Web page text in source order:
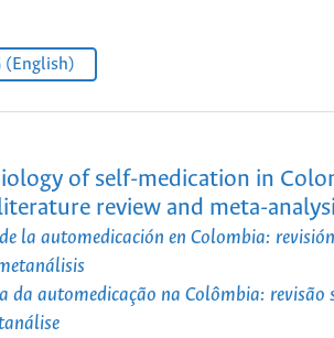
(English)
of self-medication in
review and meta-
la automedicación en Colombia:
da automedicação na Colômbia: revisão